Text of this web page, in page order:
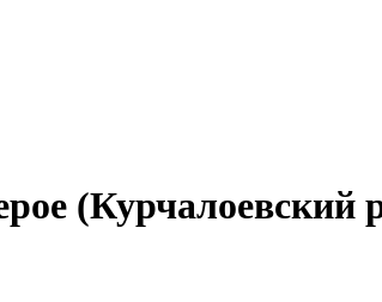
(Курчалоевский